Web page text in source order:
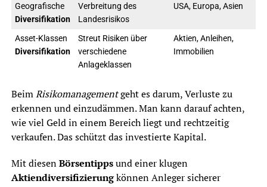
Geografische
Diversifikation
Verbreitung des
Landesrisikos
USA, Europa, Asien
Asset-Klassen
Diversifikation
Streut Risiken über
verschiedene
Anlageklassen
Aktien, Anleihen,
Immobilien
BeimRisikomanagementgeht es darum, Verluste zu
erkennen und einzudämmen. Man kann darauf achten,
wie viel Geld in einem Bereich liegt und rechtzeitig
verkaufen. Das schützt das investierte Kapital.
Mit diesenBörsentippsund einer klugen
Aktiendiversifizierungkönnen Anleger sicherer